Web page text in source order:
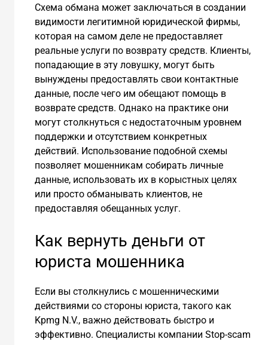
Схема обмана может заключаться в создании
видимости легитимной юридической фирмы,
которая на самом деле не предоставляет
реальные услуги по возврату средств. Клиенты,
попадающие в эту ловушку, могут быть
вынуждены предоставлять свои контактные
данные, после чего им обещают помощь в
возврате средств. Однако на практике они
могут столкнуться с недостаточным уровнем
поддержки и отсутствием конкретных
действий. Использование подобной схемы
позволяет мошенникам собирать личные
данные, использовать их в корыстных целях
или просто обманывать клиентов, не
предоставляя обещанных услуг.
Как вернуть деньги от
юриста мошенника
Если вы столкнулись с мошенническими
действиями со стороны юриста, такого как
Kpmg N.V., важно действовать быстро и
эффективно. Специалисты компании Stop-scam